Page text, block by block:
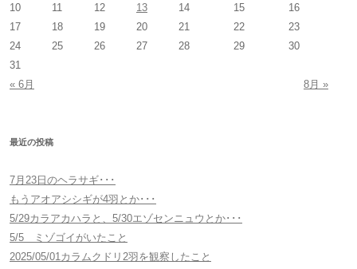
« 6月 8月 »
10
11 12 13 14 15
16
17
18 19 20 21 22
23
24
25 26 27 28 29
30
31
最近の投稿
7月23日のヘラサギ･･･
もうアオアシシギが4羽とか･･･
5/29カラアカハラと、5/30エゾセンニュウとか･･･
5/5 ミゾゴイがいたこと
2025/05/01カラムクドリ2羽を観察したこと